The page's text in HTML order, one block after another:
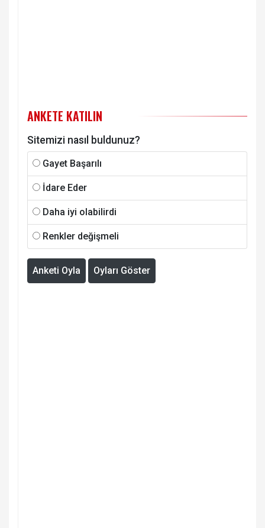
ANKETE KATILIN
Sitemizi nasıl buldunuz?
Gayet Başarılı
İdare Eder
Daha iyi olabilirdi
Renkler değişmeli
Anketi Oyla Oyları Göster